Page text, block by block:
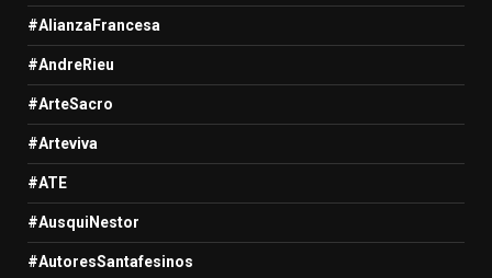
#AlianzaFrancesa
#AndreRieu
#ArteSacro
#Arteviva
#ATE
#AusquiNestor
#AutoresSantafesinos